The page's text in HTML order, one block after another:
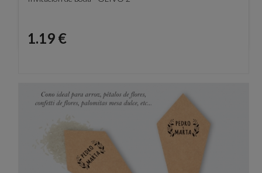
Precio
1.19 €